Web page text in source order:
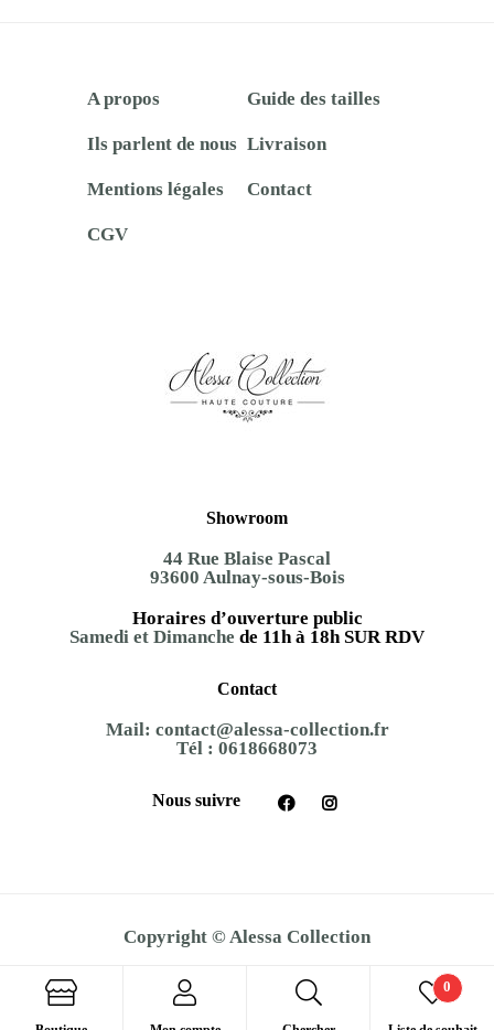
A propos
Ils parlent de nous
Mentions légales
CGV
Guide des tailles
Livraison
Contact
Showroom
44 Rue Blaise Pascal
93600 Aulnay-sous-Bois
Horaires d’ouverture public
Samedi et Dimanche de 11h à 18h SUR RDV
Contact
Mail: contact@alessa-collection.fr
Tél : 0618668073
Nous suivre
Copyright © Alessa Collection
0